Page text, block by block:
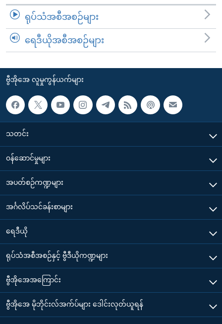
ရုပ်သံအစီအစဉ်များ
ရေဒီယိုအစီအစဉ်များ
ဗွီအိုအေ လူမှုကွန်ယက်များ
သတင်း
၀န်ဆောင်မှုများ
အပတ်စဉ်ကဏ္ဍများ
အင်္ဂလိပ်သင်ခန်းစာများ
ရေဒီယို
ရုပ်သံအစီအစဉ်နှင့် ဗွီဒီယိုကဏ္ဍများ
ဗွီအိုအေအကြောင်း
ဗွီအိုအေ မိုဘိုင်းလ်အက်ပ်များ ဒေါင်းလုတ်ယူရန်